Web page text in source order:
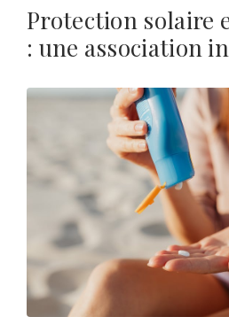
Protection solaire
: une association